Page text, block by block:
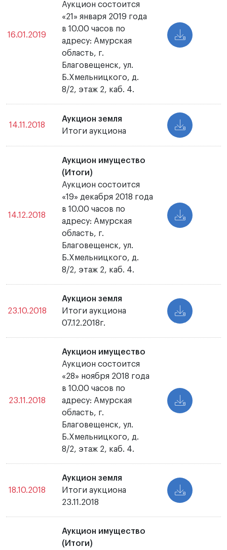
16.01.2019
Аукцион состоится
«21» января 2019 года
в 10.00 часов по
адресу: Амурская
область, г.
Благовещенск, ул.
Б.Хмельницкого, д.
8/2, этаж 2, каб. 4.
14.11.2018
Аукцион земля
Итоги аукциона
14.12.2018
Аукцион имущество
(Итоги)
Аукцион состоится
«19» декабря 2018 года
в 10.00 часов по
адресу: Амурская
область, г.
Благовещенск, ул.
Б.Хмельницкого, д.
8/2, этаж 2, каб. 4.
23.10.2018
Аукцион земля
Итоги аукциона
07.12.2018г.
23.11.2018
Аукцион имущество
Аукцион состоится
«28» ноября 2018 года
в 10.00 часов по
адресу: Амурская
область, г.
Благовещенск, ул.
Б.Хмельницкого, д.
8/2, этаж 2, каб. 4.
18.10.2018
Аукцион земля
Итоги аукциона
23.11.2018
Аукцион имущество
(Итоги)